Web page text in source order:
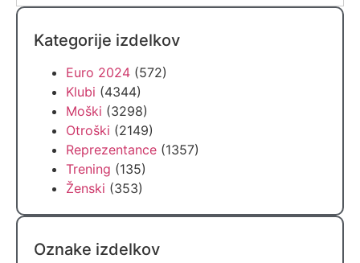
Kategorije izdelkov
Euro 2024 (572)
Klubi (4344)
Moški (3298)
Otroški (2149)
Reprezentance (1357)
Trening (135)
Ženski (353)
Oznake izdelkov